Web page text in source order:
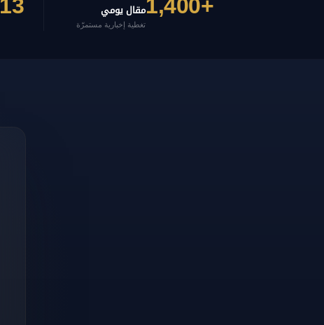
+1,400 مقال يومي
تغطية إخبارية مستمرّة
13